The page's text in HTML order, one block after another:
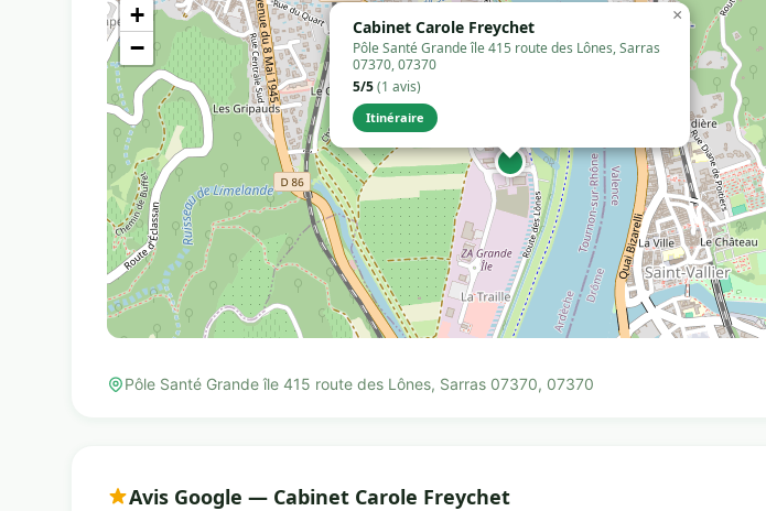
Cabinet Carole Freychet
Pôle Santé Grande île 415 route des Lônes, Sarras
07370, 07370
5/5(1 avis)
Itinéraire
×
+
−
Pôle Santé Grande île 415 route des Lônes, Sarras 07370, 07370
Avis Google — Cabinet Carole Freychet